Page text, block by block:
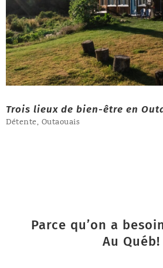
Trois lieux de bien-être en
Détente, Outaouais
Parce qu’on a
Au Québ!